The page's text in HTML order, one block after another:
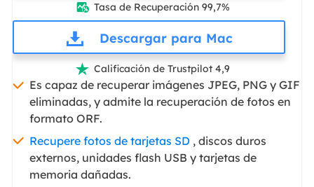
 Tasa de Recuperación 99,7%
Descargar para Mac
 Calificación de Trustpilot 4,9
Es capaz de recuperar imágenes JPEG, PNG y GIF
eliminadas, y admite la recuperación de fotos en
formato ORF.
Recupere fotos de tarjetas SD, discos duros
externos, unidades flash USB y tarjetas de
memoria dañadas.